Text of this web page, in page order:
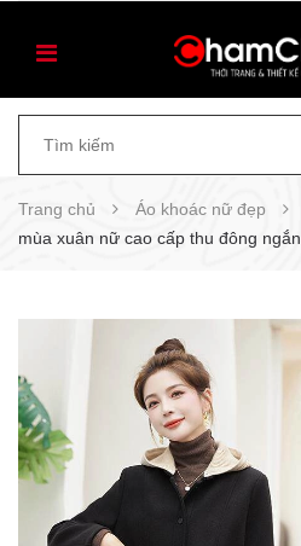
Trang chủ Áo khoác nữ đẹp
mùa xuân nữ cao cấp thu đông ngắn